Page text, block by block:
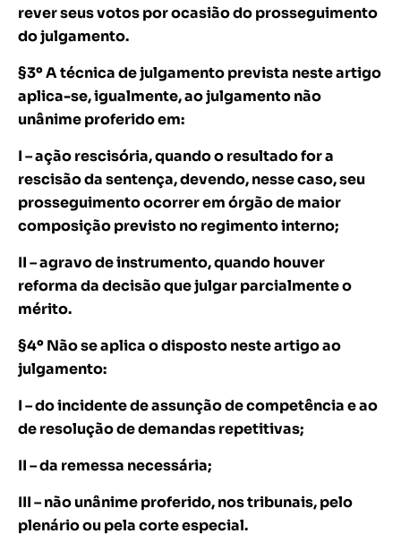
rever seus votos por ocasião do prosseguimento
do julgamento.
§3º A técnica de julgamento prevista neste artigo
aplica-se, igualmente, ao julgamento não
unânime proferido em:
I – ação rescisória, quando o resultado for a
rescisão da sentença, devendo, nesse caso, seu
prosseguimento ocorrer em órgão de maior
composição previsto no regimento interno;
II – agravo de instrumento, quando houver
reforma da decisão que julgar parcialmente o
mérito.
§4º Não se aplica o disposto neste artigo ao
julgamento:
I – do incidente de assunção de competência e ao
de resolução de demandas repetitivas;
II – da remessa necessária;
III – não unânime proferido, nos tribunais, pelo
plenário ou pela corte especial.